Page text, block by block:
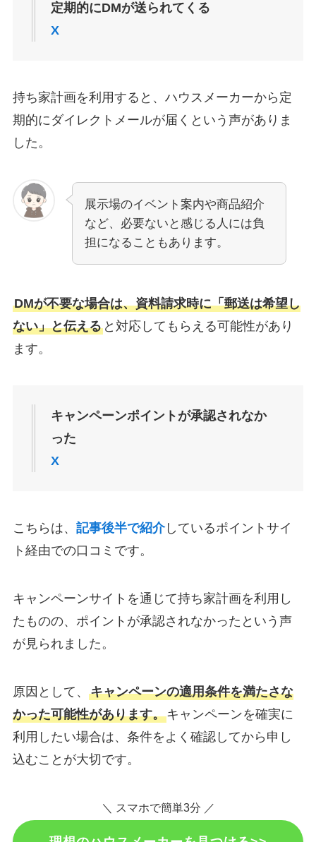
定期的にDMが送られてくる
X
持ち家計画を利用すると、ハウスメーカーから定
期的にダイレクトメールが届くという声がありま
した。
展示場のイベント案内や商品紹介
など、必要ないと感じる人には負
担になることもあります。
DMが不要な場合は、資料請求時に「郵送は希望し
ない」と伝えると対応してもらえる可能性があり
ます。
キャンペーンポイントが承認されなか
った
X
こちらは、 記事後半で紹介しているポイントサイ
ト経由での口コミです。
キャンペーンサイトを通じて持ち家計画を利用し
たものの、ポイントが承認されなかったという声
が見られました。
原因として、 キャンペーンの適用条件を満たさな
かった可能性があります。キャンペーンを確実に
利用したい場合は、条件をよく確認してから申し
込むことが大切です。
＼ スマホで簡単3分 ／